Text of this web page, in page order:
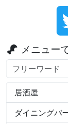
メニュー
検索ワード
居酒屋
ダイニングバ